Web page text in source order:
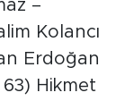
–
Kolancı
Erdoğan
Hikmet